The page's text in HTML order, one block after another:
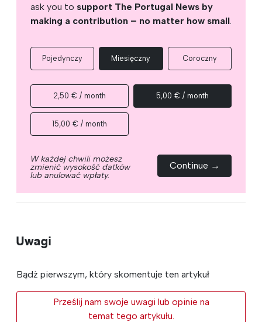
ask you to support The Portugal News by
making a contribution – no matter how small.
Pojedynczy Miesięczny Coroczny
2,50 € / month 5,00 € / month
15,00 € / month
W każdej chwili możesz
zmienić wysokość datków
lub anulować wpłaty.
Continue →
Uwagi
Bądź pierwszym, który skomentuje ten artykuł
Prześlij nam swoje uwagi lub opinie na
temat tego artykułu.